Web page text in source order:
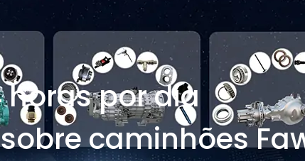
por dia
caminhões